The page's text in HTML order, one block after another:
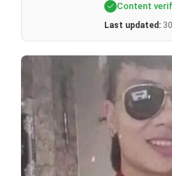
Content
Last updated: